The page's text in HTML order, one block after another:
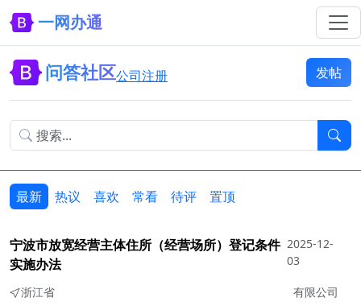
一网办通
问答社区公司注册 发帖
最新 热议 喜欢 常看 待评 置顶
宁波市放宽经营主体住所（经营场所）登记条件
实施办法
2025-12-
03
浙江省 有限公司